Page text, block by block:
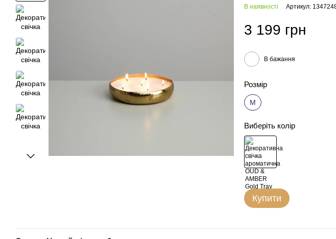
В наявності Артикул:
3 199 грн
В бажання
Розмір
M
Виберіть колір
Купити